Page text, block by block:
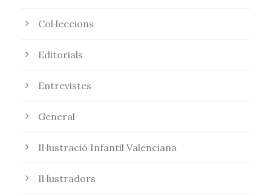
Col·leccions
Editorials
Entrevistes
General
Il·lustració Infantil Valenciana
Il·lustradors